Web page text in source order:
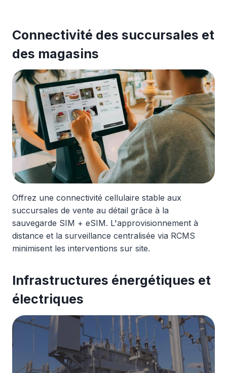
Connectivité des succursales et
des magasins
Offrez une connectivité cellulaire stable aux
succursales de vente au détail grâce à la
sauvegarde SIM + eSIM. L'approvisionnement à
distance et la surveillance centralisée via RCMS
minimisent les interventions sur site.
Infrastructures énergétiques et
électriques